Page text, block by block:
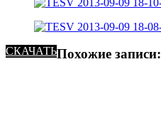
СКАЧАТЬПохожие записи: